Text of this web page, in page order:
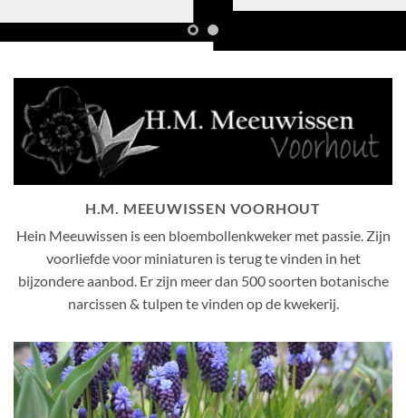
H.M. MEEUWISSEN VOORHOUT
Hein Meeuwissen is een bloembollenkweker met passie. Zijn
voorliefde voor miniaturen is terug te vinden in het
bijzondere aanbod. Er zijn meer dan 500 soorten botanische
narcissen & tulpen te vinden op de kwekerij.